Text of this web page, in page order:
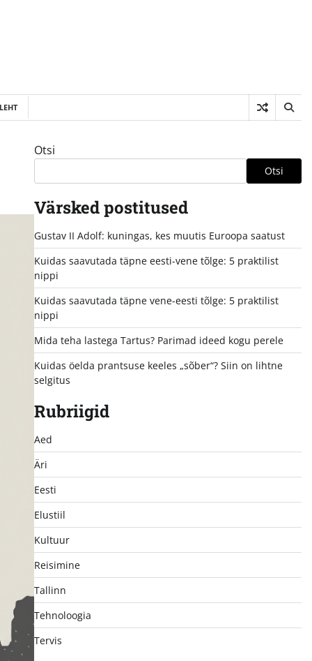
Otsi
Otsi
Värsked postitused
Gustav II Adolf: kuningas, kes muutis Euroopa saatust
Kuidas saavutada täpne eesti-vene tõlge: 5 praktilist
nippi
Kuidas saavutada täpne vene-eesti tõlge: 5 praktilist
nippi
Mida teha lastega Tartus? Parimad ideed kogu perele
Kuidas öelda prantsuse keeles „sõber“? Siin on lihtne
selgitus
Rubriigid
Aed
Äri
Eesti
Elustiil
Kultuur
Reisimine
Tallinn
Tehnoloogia
Tervis